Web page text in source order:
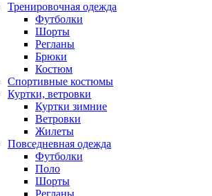
Тренировочная одежда
Футболки
Шорты
Регланы
Брюки
Костюм
Спортивные костюмы
Куртки, ветровки
Куртки зимние
Ветровки
Жилеты
Повседневная одежда
Футболки
Поло
Шорты